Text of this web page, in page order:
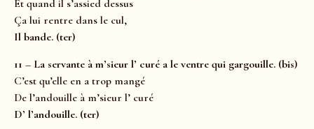
Et quand il s’assied dessus
Ça lui rentre dans le cul,
Il bande. (ter)
11 – La servante à m’sieur l’ curé a le ventre qui gargouille. (bis)
C’est qu’elle en a trop mangé
De l’andouille à m’sieur l’ curé
D’ l’andouille. (ter)